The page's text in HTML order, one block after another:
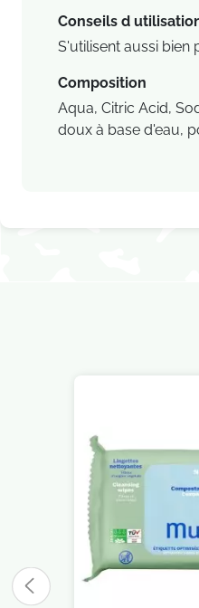
Conseils d
S'utilisent aussi
Composition
Aqua, Citric Acid,
doux à base d'eau,